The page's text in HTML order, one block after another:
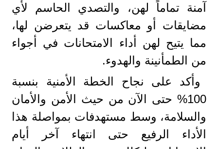
آمنة تماماً لهن، والتصدي الحاسم لأي
مضايقات أو معاكسات قد يتعرضن لها،
مما يتيح لهن أداء الامتحانات في أجواء
من الطمأنينة والهدوء.
وأكد على نجاح الخطة الأمنية بنسبة
100% حتى الآن من حيث الأمن والأمان
والسلامة، وسط مستهدفات بمواصلة هذا
الأداء الرفيع حتى انتهاء آخر أيام